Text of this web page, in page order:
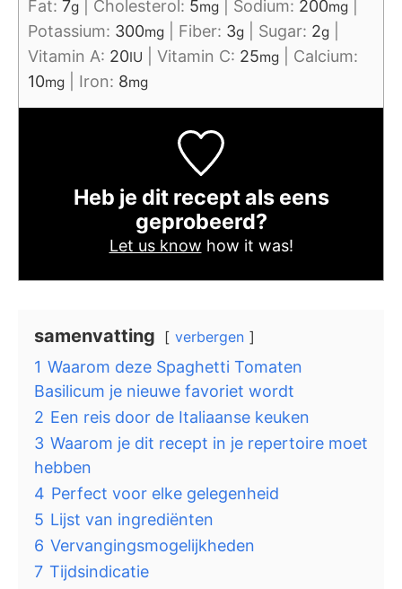
Fat: 7g Cholesterol: 5mg Sodium: 200mg
Potassium: 300mg Fiber: 3g Sugar: 2g
Vitamin A: 20IU Vitamin C: 25mg
Calcium:
10mg Iron: 8mg
Heb je dit recept als eens
geprobeerd?
Let us know how it was!
samenvatting verbergen
1 Waarom deze Spaghetti Tomaten
Basilicum je nieuwe favoriet wordt
2 Een reis door de Italiaanse keuken
3 Waarom je dit recept in je repertoire moet
hebben
4 Perfect voor elke gelegenheid
5 Lijst van ingrediënten
6 Vervangingsmogelijkheden
7 Tijdsindicatie